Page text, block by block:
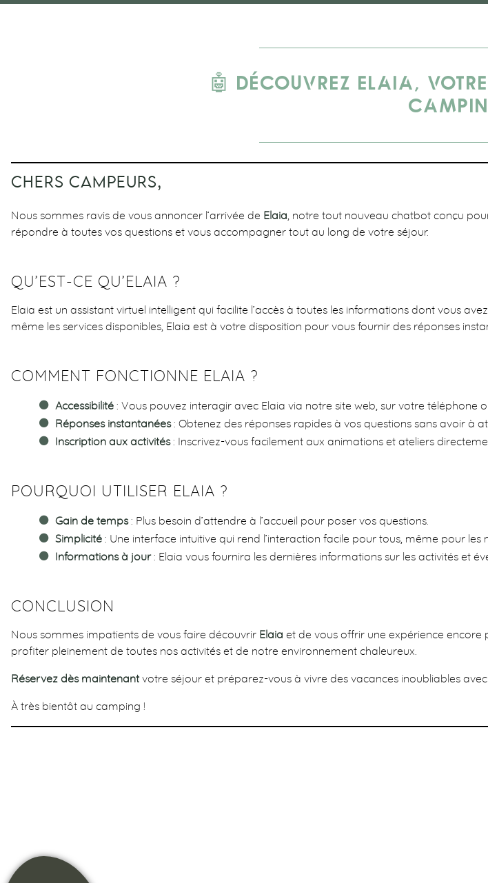
🤖 DÉCOUVREZ ELAIA,
CHERS CAMPEURS,
Nous sommes ravis de vous annoncer l’arrivée de Elaia , notre tout nouveau chatbot conçu
répondre à toutes vos questions et vous accompagner tout au long de votre séjour.
QU’EST-CE QU’ELAIA ?
Elaia est un assistant virtuel intelligent qui facilite l’accès à toutes les informations dont vous
même les services disponibles, Elaia est à votre disposition pour vous fournir des réponses
COMMENT FONCTIONNE ELAIA ?
Accessibilité : Vous pouvez interagir avec Elaia via notre site web, sur votre téléphone
Réponses instantanées: Obtenez des réponses rapides à vos questions sans avoir à
Inscription aux activités: Inscrivez-vous facilement aux animations et ateliers
POURQUOI UTILISER ELAIA ?
Gain de temps: Plus besoin d’attendre à l’accueil pour poser vos questions.
Simplicité : Une interface intuitive qui rend l’interaction facile pour tous, même pour les
Informations à jour: Elaia vous fournira les dernières informations sur les activités et
CONCLUSION
Nous sommes impatients de vous faire découvrir Elaia et de vous offrir une expérience encore
profiter pleinement de toutes nos activités et de notre environnement chaleureux.
Réservez dès maintenantvotre séjour et préparez-vous à vivre des vacances inoubliables avec
À très bientôt au camping !